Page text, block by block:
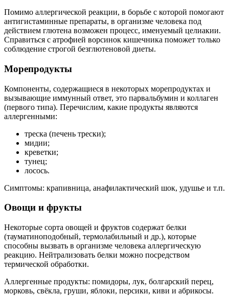
Помимо аллергической реакции, в борьбе с которой помогают
антигистаминные препараты, в организме человека под
действием глютена возможен процесс, именуемый целиакии.
Справиться с атрофией ворсинок кишечника поможет только
соблюдение строгой безглютеновой диеты.
Морепродукты
Компоненты, содержащиеся в некоторых морепродуктах и
вызывающие иммунный ответ, это парвальбумин и коллаген
(первого типа). Перечислим, какие продукты являются
аллергенными:
треска (печень трески);
мидии;
креветки;
тунец;
лосось.
Симптомы: крапивница, анафилактический шок, удушье и т.п.
Овощи и фрукты
Некоторые сорта овощей и фруктов содержат белки
(тауматиноподобный, термолабильный и др.), которые
способны вызвать в организме человека аллергическую
реакцию. Нейтрализовать белки можно посредством
термической обработки.
Аллергенные продукты: помидоры, лук, болгарский перец,
морковь, свёкла, груши, яблоки, персики, киви и абрикосы.